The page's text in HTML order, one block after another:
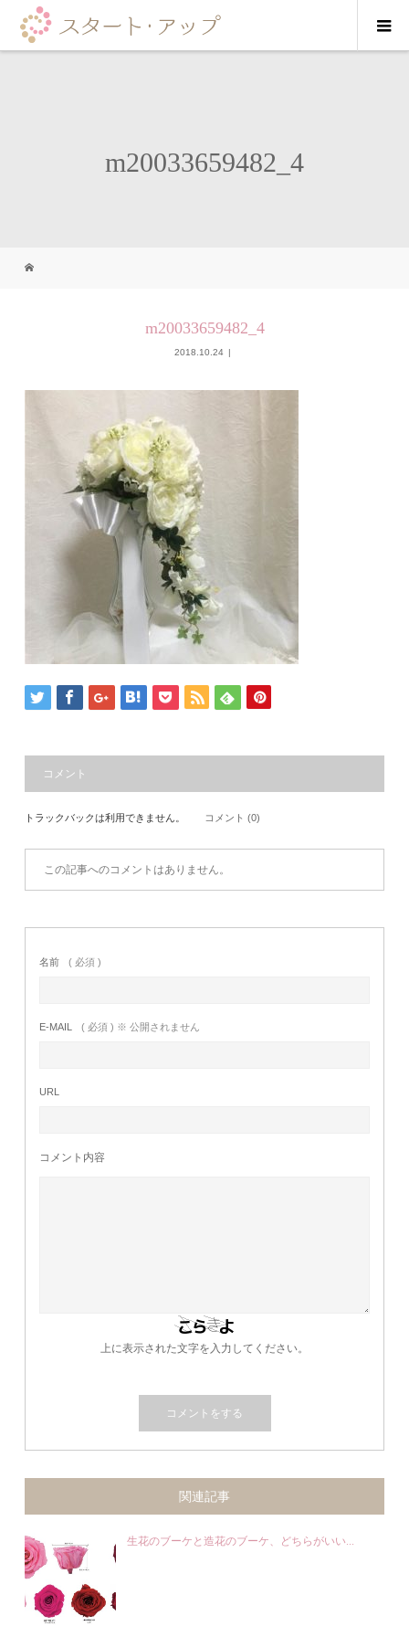
m20033659482_4
m20033659482_4
2018.10.24
コメント
トラックバックは利用できません。 コメント (0)
この記事へのコメントはありません。
名前 ( 必須 )
E-MAIL ( 必須 ) ※ 公開されません
URL
コメント内容
上に表示された文字を入力してください。
関連記事
生花のブーケと造花のブーケ、どちらがいい...